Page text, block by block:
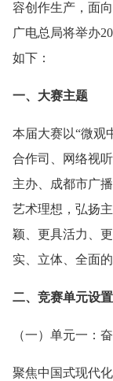
容创作生产，面
广电总局将举办
如下：
一、大赛主题
本届大赛以“微观
合作司、网络视
主办、成都市广
艺术理想，弘扬
颖、更具活力、
实、立体、全面的
二、竞赛单元设置
（一）单元一：
聚焦中国式现代